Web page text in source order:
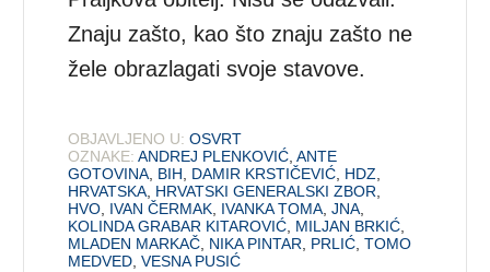
Znaju zašto, kao što znaju zašto ne
žele obrazlagati svoje stavove.
OBJAVLJENO U: OSVRT
OZNAKE: ANDREJ PLENKOVIĆ,ANTE
GOTOVINA, BIH, DAMIR KRSTIČEVIĆ, HDZ,
HRVATSKA, HRVATSKI GENERALSKI ZBOR,
HVO, IVAN ČERMAK, IVANKA TOMA,JNA,
KOLINDA GRABAR KITAROVIĆ, MILJAN BRKIĆ,
MLADEN MARKAČ, NIKA PINTAR, PRLIĆ,TOMO
MEDVED,VESNA PUSIĆ